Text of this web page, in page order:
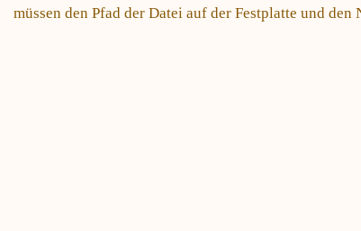
müssen den Pfad der Datei auf der Festplatte und den